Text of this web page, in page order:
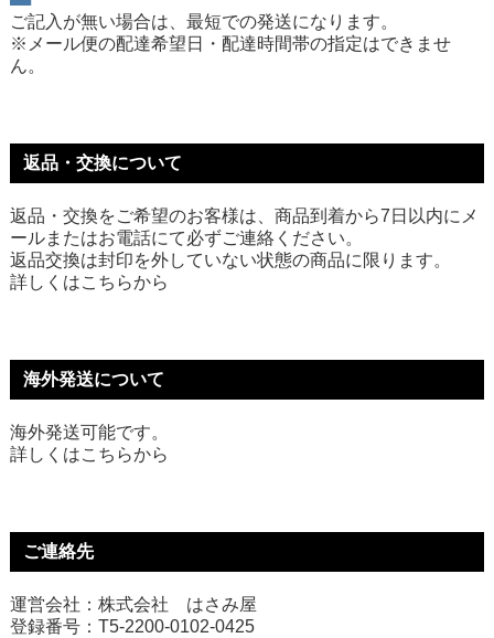
ご記入が無い場合は、最短での発送になります。
※メール便の配達希望日・配達時間帯の指定はできませ
ん。
返品・交換について
返品・交換をご希望のお客様は、商品到着から7日以内にメ
ールまたはお電話にて必ずご連絡ください。
返品交換は封印を外していない状態の商品に限ります。
詳しくはこちらから
海外発送について
海外発送可能です。
詳しくはこちらから
ご連絡先
運営会社：株式会社 はさみ屋
登録番号：T5-2200-0102-0425